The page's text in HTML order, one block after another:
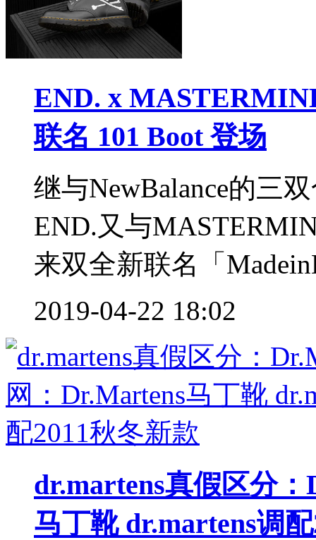
END. x
联名 101 Boot 登场
继与NewBalance的三
END.又与
来双全新联名「
2019-04-22 18:02
dr.martens真假区分
马丁靴 dr.martens调